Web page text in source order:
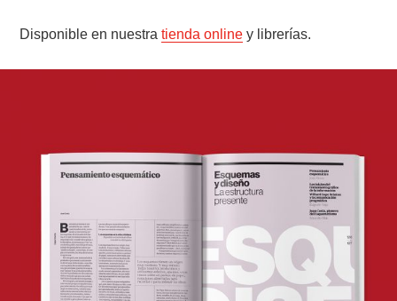
Disponible en nuestratienda online y librerías.